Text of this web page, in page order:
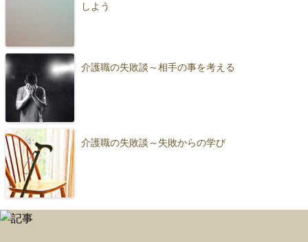
しよう
介護職の失敗談～相手の事を考える
介護職の失敗談～失敗からの学び